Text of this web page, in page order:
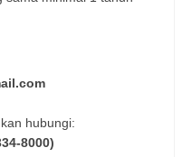
hubungi:
8000)